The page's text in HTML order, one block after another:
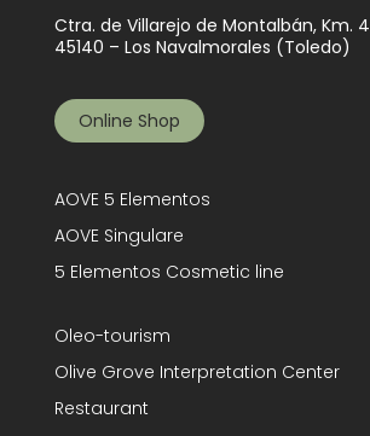
Ctra. de Villarejo de Montalbán, Km. 4
45140 – Los Navalmorales (Toledo)
Online Shop
AOVE 5 Elementos
AOVE Singulare
5 Elementos Cosmetic line
Oleo-tourism
Olive Grove Interpretation Center
Restaurant